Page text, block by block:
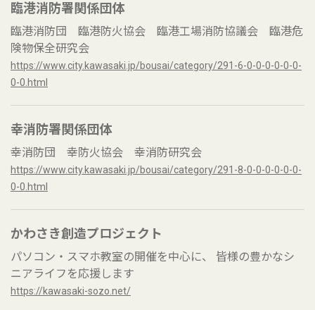
臨港消防署関係団体
臨港消防団 臨港防火協会 臨港工場消防協議会 臨港危
険物保全研究会
https://www.city.kawasaki.jp/bousai/category/291-6-0-0-0-0-0-0-
0-0.html
幸消防署関係団体
幸消防団 幸防火協会 幸消防研究会
https://www.city.kawasaki.jp/bousai/category/291-8-0-0-0-0-0-0-
0-0.html
かわさき創造プロジェクト
パソコン・スマホ教室の開催を中心に、 皆様の豊かなシ
ニアライフを応援します
https://kawasaki-sozo.net/